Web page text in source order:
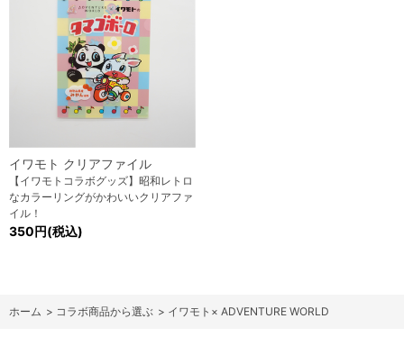
イワモト クリアファイル
【イワモトコラボグッズ】昭和レトロ
なカラーリングがかわいいクリアファ
イル！
350円(税込)
ホーム > コラボ商品から選ぶ > イワモト× ADVENTURE WORLD